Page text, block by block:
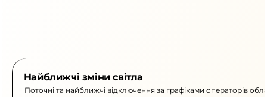
Найближчі зміни світла
Поточні та найближчі відключення за графіками операторів